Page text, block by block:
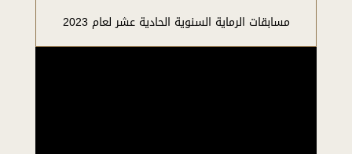
مسابقات الرماية السنوية الحادية عشر لعام 2023